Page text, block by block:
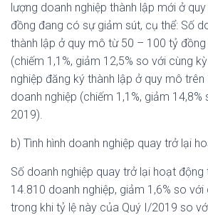
lượng doanh nghiệp thành lập mới ở
đồng đang có sự giảm sút, cụ thể: Số
thành lập ở quy mô từ 50 – 100 tỷ
(chiếm 1,1%, giảm 12,5% so với cùng
nghiệp đăng ký thành lập ở quy mô
doanh nghiệp (chiếm 1,1%, giảm
2019).
b) Tình hình doanh nghiệp quay trở lại
Số doanh nghiệp quay trở lại hoạt
14.810 doanh nghiệp, giảm 1,6% so
trong khi tỷ lệ này của Quý I/2019 so